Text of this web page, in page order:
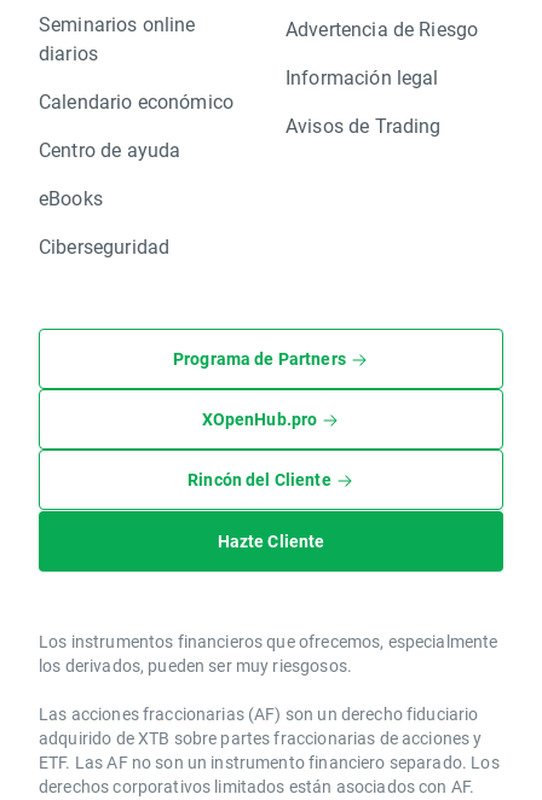
Seminarios online
diarios
Calendario económico
Centro de ayuda
eBooks
Ciberseguridad
Advertencia de Riesgo
Información legal
Avisos de Trading
Programa de Partners
XOpenHub.pro
Rincón del Cliente
Hazte Cliente
Los instrumentos financieros que ofrecemos, especialmente
los derivados, pueden ser muy riesgosos.
Las acciones fraccionarias (AF) son un derecho fiduciario
adquirido de XTB sobre partes fraccionarias de acciones y
ETF. Las AF no son un instrumento financiero separado. Los
derechos corporativos limitados están asociados con AF.